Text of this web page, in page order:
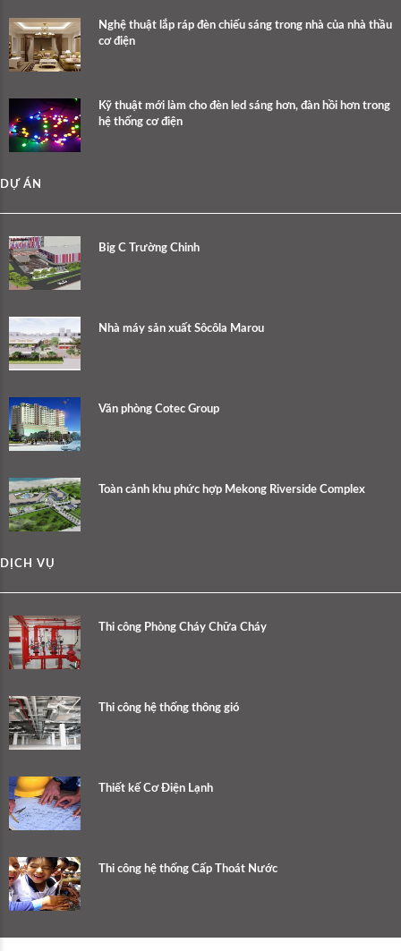
Nghệ thuật lắp ráp đèn chiếu sáng trong nhà của nhà thầu
cơ điện
Kỹ thuật mới làm cho đèn led sáng hơn, đàn hồi hơn trong
hệ thống cơ điện
DỰ ÁN
Big C Trường Chinh
Nhà máy sản xuất Sôcôla Marou
Văn phòng Cotec Group
Toàn cảnh khu phức hợp Mekong Riverside Complex
DỊCH VỤ
Thi công Phòng Cháy Chữa Cháy
Thi công hệ thống thông gió
Thiết kế Cơ Điện Lạnh
Thi công hệ thống Cấp Thoát Nước